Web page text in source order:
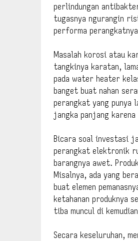
perlindungan
tugasnya ngurangin
performa
Masalah korosi atau
tangkinya karatan,
pada water heater
banget buat nahan
perangkat yang punya
jangka panjang
Bicara soal investasi
perangkat elektronik
barangnya awet.
Misalnya, ada yang
buat elemen
ketahanan produknya
tiba muncul di
Secara keseluruhan,